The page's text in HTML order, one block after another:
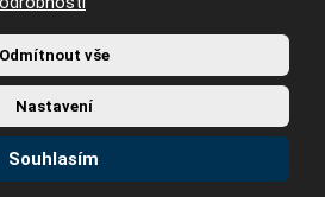
vytvořila eBRÁNA s.r.o.
použití |Nastavení cookies
VYROBILA
Odmítnout vše
Nastavení
Souhlasím